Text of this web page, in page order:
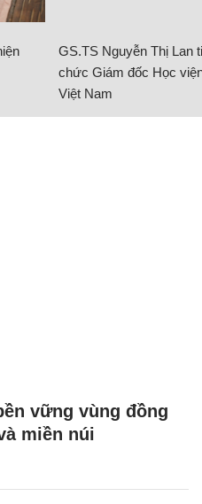
GS.TS Nguyễn Thị Lan
chức Giám đốc Học
Việt Nam
vững vùng đồng
miền núi